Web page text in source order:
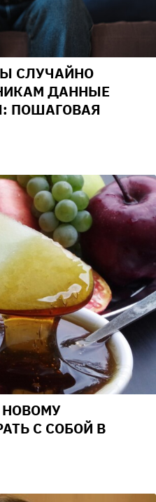
СЛУЧАЙНО
ДАННЫЕ
ПОШАГОВАЯ
С СОБОЙ В